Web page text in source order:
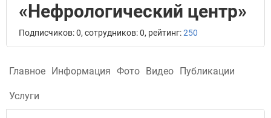
«Нефрологический центр»
Подписчиков: 0, сотрудников: 0, рейтинг:250
Главное Информация Фото Видео Публикации
Услуги